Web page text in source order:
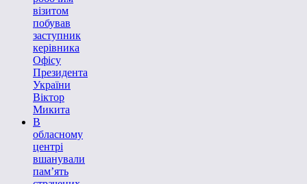
візитом
побував
заступник
керівника
Офісу
Президента
України
Віктор
Микита
В
обласному
центрі
вшанували
пам’ять